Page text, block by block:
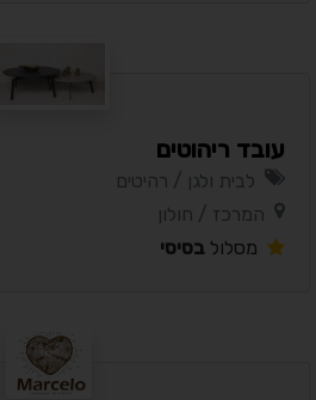
עובד ריהוטים
לבית ולגן / רהיטים
המרכז / חולון
מסלול בסיסי